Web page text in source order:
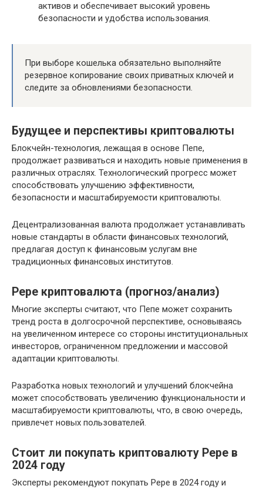
активов и обеспечивает высокий уровень
безопасности и удобства использования.
При выборе кошелька обязательно выполняйте
резервное копирование своих приватных ключей и
следите за обновлениями безопасности.
Будущее и перспективы криптовалюты
Блокчейн-технология, лежащая в основе Пепе,
продолжает развиваться и находить новые применения в
различных отраслях. Технологический прогресс может
способствовать улучшению эффективности,
безопасности и масштабируемости криптовалюты.
Децентрализованная валюта продолжает устанавливать
новые стандарты в области финансовых технологий,
предлагая доступ к финансовым услугам вне
традиционных финансовых институтов.
Pepe криптовалюта (прогноз/анализ)
Многие эксперты считают, что Пепе может сохранить
тренд роста в долгосрочной перспективе, основываясь
на увеличенном интересе со стороны институциональных
инвесторов, ограниченном предложении и массовой
адаптации криптовалюты.
Разработка новых технологий и улучшений блокчейна
может способствовать увеличению функциональности и
масштабируемости криптовалюты, что, в свою очередь,
привлечет новых пользователей.
Стоит ли покупать криптовалюту Pepe в
2024 году
Эксперты рекомендуют покупать Pepe в 2024 году и